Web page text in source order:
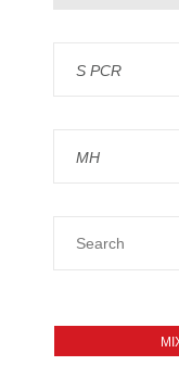
S PCR
MH